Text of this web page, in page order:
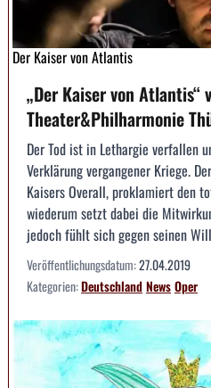
Der Kaiser von Atlantis
„Der Kaiser von
Theater&Philharmonie
Der Tod ist in Lethargie verfallen
Verklärung vergangener Kriege.
Kaisers Overall, proklamiert den
wiederum setzt dabei die
jedoch fühlt sich gegen seinen
Veröffentlichungsdatum:27.04.2019
Kategorien:DeutschlandNewsOper